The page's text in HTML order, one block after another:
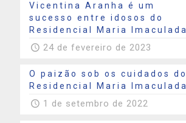
Vicentina Aranha é um
sucesso entre idosos do
Residencial Maria Imaculada
24 de fevereiro de 2023
O paizão sob os cuidados do
Residencial Maria Imaculada
1 de setembro de 2022